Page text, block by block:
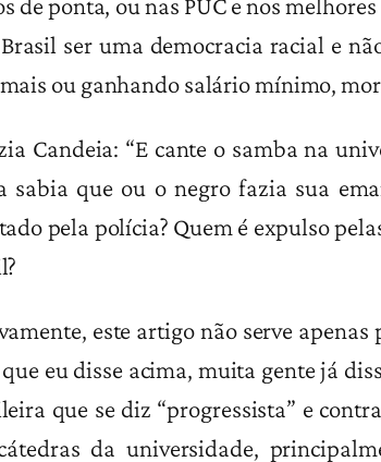
ser uma democracia racial e
ou ganhando salário mínimo,
Candeia: “E cante o samba na
sabia que ou o negro fazia sua
pela polícia? Quem é expulso
este artigo não serve
eu disse acima, muita gente já
que se diz “progressista” e
da universidade,